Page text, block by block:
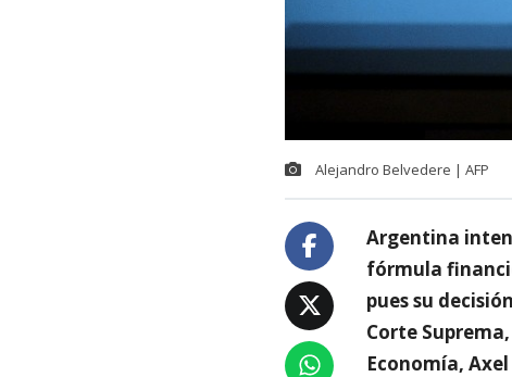
Alejandro Belvedere | AFP
Argentina
fórmula
pues su
Corte
Economía,